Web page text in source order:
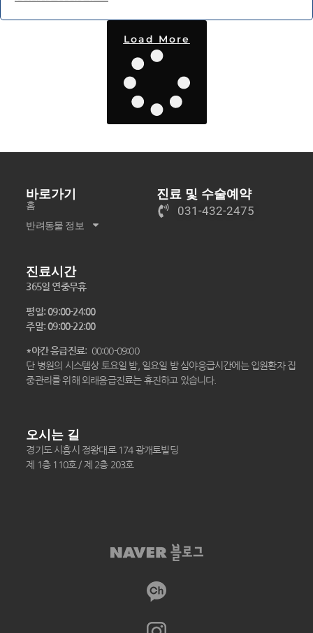
Load More
바로가기
홈
반려동물 정보
진료 및 수술예약
031-432-2475
진료시간
365일 연중무휴
평일: 09:00-24:00
주말: 09:00-22:00
*야간 응급진료: 00:00-09:00
단 병원의 시스템상 토요일 밤, 일요일 밤 심야응급시간에는 입원환자 집
중관리를 위해 외래응급진료는 휴진하고 있습니다.
오시는 길
경기도 시흥시 정왕대로 174 광개토빌딩
제 1층 110호 / 제 2층 203호